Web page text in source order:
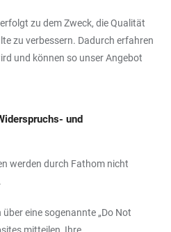
zu dem Zweck, die Qualität
zu verbessern. Dadurch erfahren
und können so unser Angebot
und
werden durch Fathom nicht
eine sogenannte „Do Not